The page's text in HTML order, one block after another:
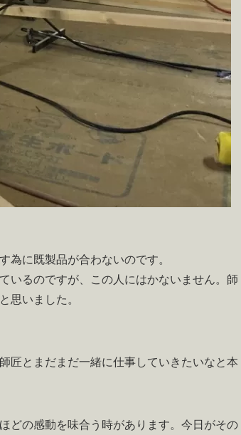
為に既製品が合わないのです。
いるのですが、この人にはかないません。師
思いました。
匠とまだまだ一緒に仕事していきたいなと本
どの感動を味合う時があります。今日がその